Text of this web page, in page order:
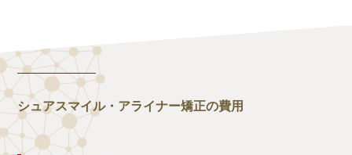
シュアスマイル・アライナー矯正の費用